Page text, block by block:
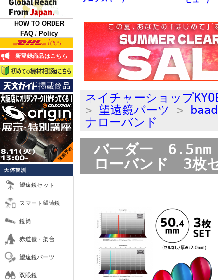
HOW TO ORDER
FAQ / Policy
新登録商品はこちら
天体観測
望遠鏡セット
スマート望遠鏡
鏡筒
赤道儀・架台
望遠鏡パーツ
双眼鏡
ネイチャーショップ
> 望遠鏡パーツ >
ナローバンド
バーダー
ローバンド 3枚